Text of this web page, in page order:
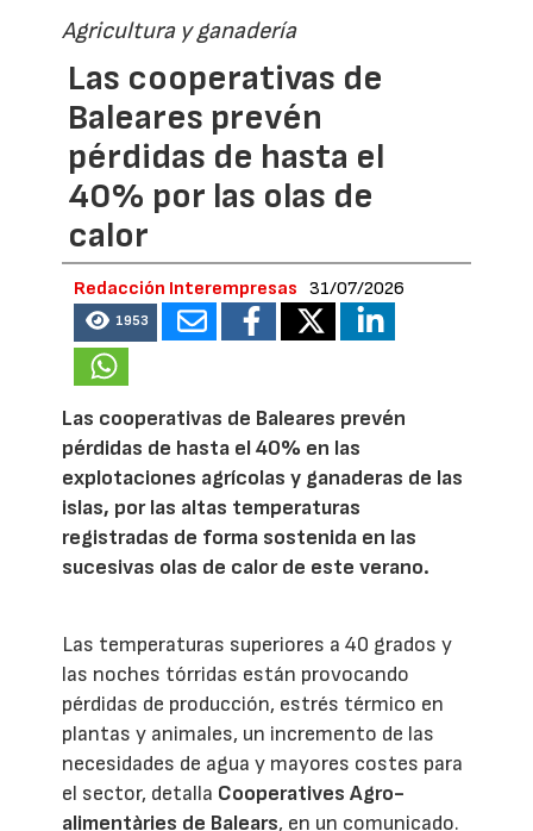
Agricultura y ganadería
Las cooperativas de
Baleares prevén
pérdidas de hasta el
40% por las olas de
calor
Redacción Interempresas 31/07/2026
1953
Las cooperativas de Baleares prevén
pérdidas de hasta el 40% en las
explotaciones agrícolas y ganaderas de las
islas, por las altas temperaturas
registradas de forma sostenida en las
sucesivas olas de calor de este verano.
Las temperaturas superiores a 40 grados y
las noches tórridas están provocando
pérdidas de producción, estrés térmico en
plantas y animales, un incremento de las
necesidades de agua y mayores costes para
el sector, detalla Cooperatives Agro-
alimentàries de Balears, en un comunicado.